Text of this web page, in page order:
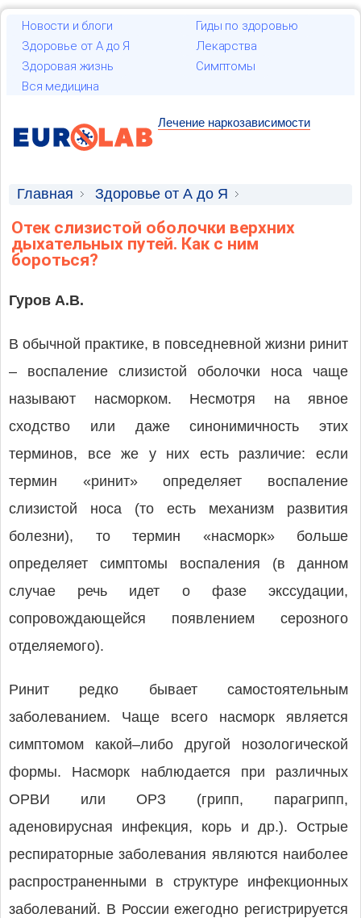
Новости и блоги
Гиды по здоровью
Здоровье от А до Я
Лекарства
Здоровая жизнь
Симптомы
Вся медицина
Лечение наркозависимости
Главная
Здоровье от А до Я
Научные статьи
Отек слизистой оболочки верхних
дыхательных путей. Как с ним
бороться?
Гуров А.В.
В обычной практике, в повседневной жизни ринит
– воспаление слизистой оболочки носа чаще
называют насморком. Несмотря на явное
сходство или даже синонимичность этих
терминов, все же у них есть различие: если
термин «ринит» определяет воспаление
слизистой носа (то есть механизм развития
болезни), то термин «насморк» больше
определяет симптомы воспаления (в данном
случае речь идет о фазе экссудации,
сопровождающейся появлением серозного
отделяемого).
Ринит редко бывает самостоятельным
заболеванием. Чаще всего насморк является
симптомом какой–ли­бо другой нозологической
формы. Насморк наблюдается при различных
ОРВИ или ОРЗ (грипп, парагрипп,
аденовирусная инфекция, корь и др.). Острые
респираторные заболевания являются наиболее
распространенными в структуре инфекционных
заболеваний. В России ежегодно регистрируется